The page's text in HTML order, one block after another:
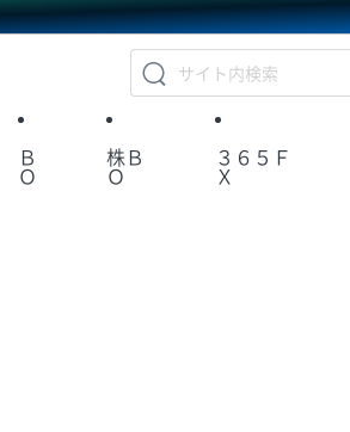
Ｂ
Ｏ
株Ｂ
Ｏ
３６５Ｆ
Ｘ